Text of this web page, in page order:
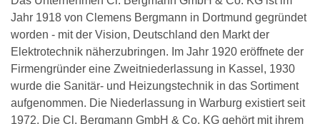
Jahr 1918 von Clemens Bergmann in Dortmund gegründet
worden - mit der Vision, Deutschland den Markt der
Elektrotechnik näherzubringen. Im Jahr 1920 eröffnete der
Firmengründer eine Zweitniederlassung in Kassel, 1930
wurde die Sanitär- und Heizungstechnik in das Sortiment
aufgenommen. Die Niederlassung in Warburg existiert seit
1972. Die Cl. Bergmann GmbH & Co. KG gehört mit ihrem